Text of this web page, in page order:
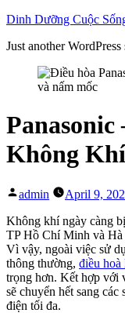
Skip
content
Dinh Dưỡng Cuộc
Just another WordPress
Không
Posted
admin April 9,
Không khí ngày càng
TP Hồ Chí Minh và
Vì vậy, ngoài việc sử
thông thường, điều
trọng hơn. Kết hợp với
sẽ chuyển hết sang
điện tối đa.